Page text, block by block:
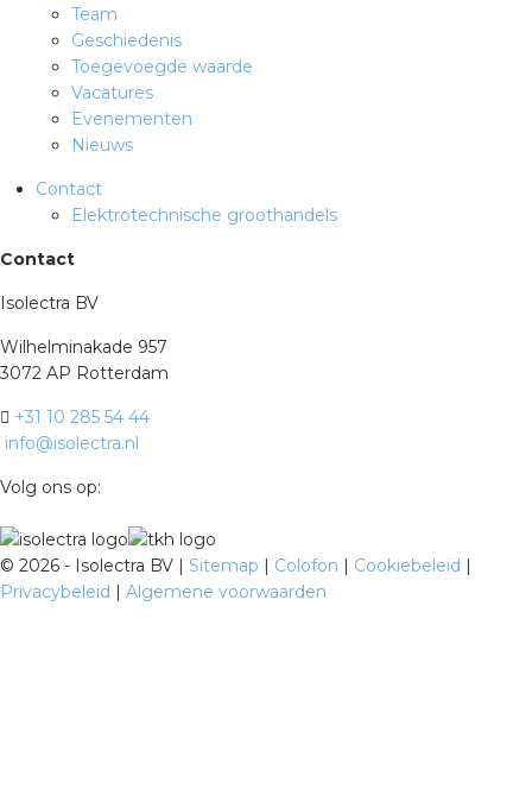
Team
Geschiedenis
Toegevoegde waarde
Vacatures
Evenementen
Nieuws
Contact
Elektrotechnische groothandels
Contact
Isolectra BV
Wilhelminakade 957
3072 AP Rotterdam
+31 10 285 54 44
info@isolectra.nl
Volg ons op:
© 2026 - Isolectra BV | Sitemap | Colofon | Cookiebeleid |
Privacybeleid | Algemene voorwaarden